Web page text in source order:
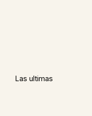
Las ultimas